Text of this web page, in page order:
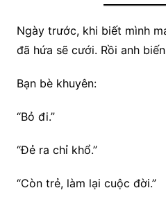
Ngày trước, khi biết mình
đã hứa sẽ cưới. Rồi anh
Bạn bè khuyên:
“Bỏ đi.”
“Đẻ ra chỉ khổ.”
“Còn trẻ, làm lại cuộc đời.”